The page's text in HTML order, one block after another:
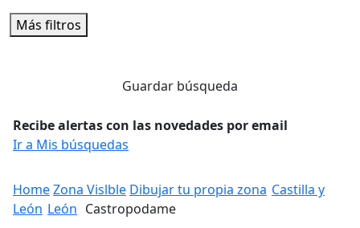
Más filtros
Guardar búsqueda
Recibe alertas con las novedades por email
Ir a Mis búsquedas
HomeZona Vislble Dibujar tu propia zona Castilla y
León León Castropodame